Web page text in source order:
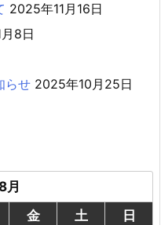
2025年11月16日
8日
らせ 2025年10月25日
金 土
日